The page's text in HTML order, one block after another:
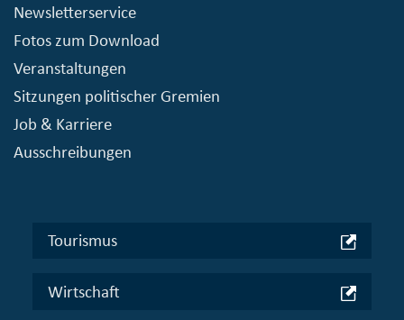
Newsletterservice
Fotos zum Download
Veranstaltungen
Sitzungen politischer Gremien
Job & Karriere
Ausschreibungen
Tourismus
Wirtschaft